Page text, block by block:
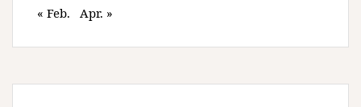
« Feb. Apr. »